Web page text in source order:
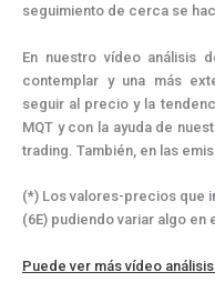
seguimiento de cerca se
En nuestro vídeo análisis
contemplar y una más
seguir al precio y la
MQT y con la ayuda de
trading. También, en las
(*) Los valores-precios que
(6E) pudiendo variar algo en
Puede ver más vídeo